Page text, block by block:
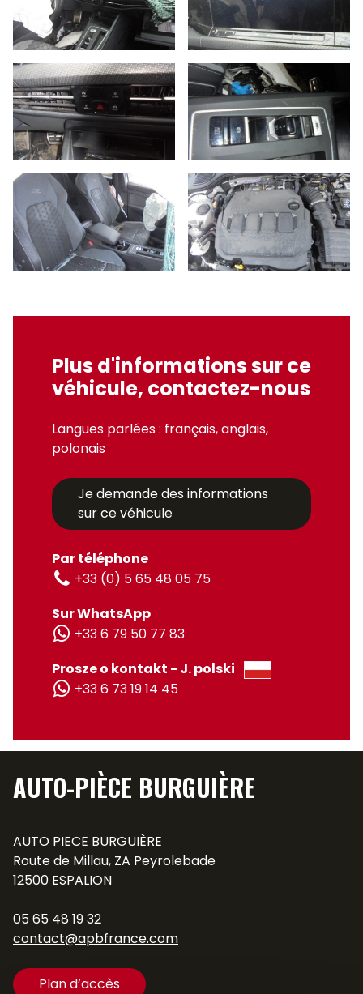
Plus d'informations sur ce
véhicule, contactez-nous
Langues parlées : français, anglais,
polonais
Je demande des informations
sur ce véhicule
Par téléphone
+33 (0) 5 65 48 05 75
Sur WhatsApp
+33 6 79 50 77 83
Prosze o kontakt - J. polski
+33 6 73 19 14 45
AUTO-PIÈCE BURGUIÈRE
AUTO PIECE BURGUIÈRE
Route de Millau, ZA Peyrolebade
12500 ESPALION
05 65 48 19 32
contact@apbfrance.com
Plan d’accès